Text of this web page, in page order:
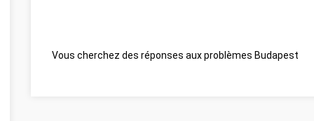
Vous cherchez des réponses aux problèmes Budapest